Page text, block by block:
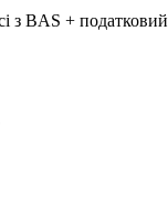
з BAS +